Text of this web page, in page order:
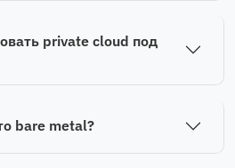
private cloud под
bare metal?